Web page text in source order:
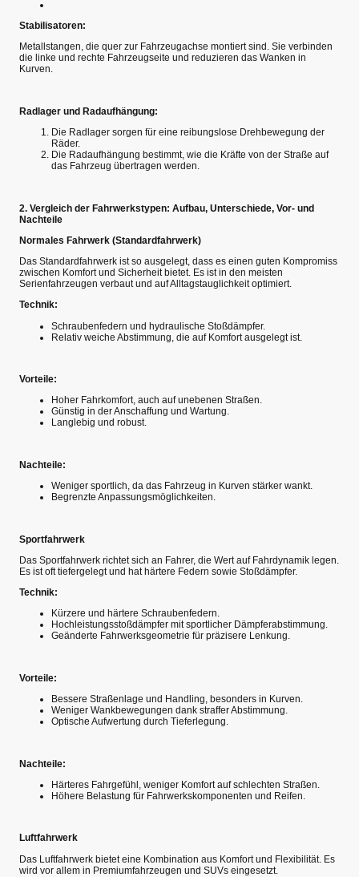
Stabilisatoren:
Metallstangen, die quer zur Fahrzeugachse montiert sind. Sie verbinden
die linke und rechte Fahrzeugseite und reduzieren das Wanken in
Kurven.
Radlager und Radaufhängung:
Die Radlager sorgen für eine reibungslose Drehbewegung der
Räder.
Die Radaufhängung bestimmt, wie die Kräfte von der Straße auf
das Fahrzeug übertragen werden.
2. Vergleich der Fahrwerkstypen: Aufbau, Unterschiede, Vor- und
Nachteile
Normales Fahrwerk (Standardfahrwerk)
Das Standardfahrwerk ist so ausgelegt, dass es einen guten Kompromiss
zwischen Komfort und Sicherheit bietet. Es ist in den meisten
Serienfahrzeugen verbaut und auf Alltagstauglichkeit optimiert.
Technik:
Schraubenfedern und hydraulische Stoßdämpfer.
Relativ weiche Abstimmung, die auf Komfort ausgelegt ist.
Vorteile:
Hoher Fahrkomfort, auch auf unebenen Straßen.
Günstig in der Anschaffung und Wartung.
Langlebig und robust.
Nachteile:
Weniger sportlich, da das Fahrzeug in Kurven stärker wankt.
Begrenzte Anpassungsmöglichkeiten.
Sportfahrwerk
Das Sportfahrwerk richtet sich an Fahrer, die Wert auf Fahrdynamik legen.
Es ist oft tiefergelegt und hat härtere Federn sowie Stoßdämpfer.
Technik:
Kürzere und härtere Schraubenfedern.
Hochleistungsstoßdämpfer mit sportlicher Dämpferabstimmung.
Geänderte Fahrwerksgeometrie für präzisere Lenkung.
Vorteile:
Bessere Straßenlage und Handling, besonders in Kurven.
Weniger Wankbewegungen dank straffer Abstimmung.
Optische Aufwertung durch Tieferlegung.
Nachteile:
Härteres Fahrgefühl, weniger Komfort auf schlechten Straßen.
Höhere Belastung für Fahrwerkskomponenten und Reifen.
Luftfahrwerk
Das Luftfahrwerk bietet eine Kombination aus Komfort und Flexibilität. Es
wird vor allem in Premiumfahrzeugen und SUVs eingesetzt.